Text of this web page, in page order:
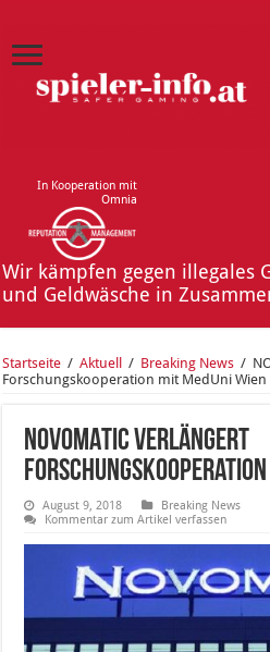
In Kooperation mit
Omnia
Wir kämpfen gegen illegales
und Geldwäsche in
Startseite / Aktuell / Breaking News /
Forschungskooperation mit MedUni Wien
NOVOMATIC verlängert
Forschungskooperation
August 9, 2018
Breaking News
Kommentar zum Artikel verfassen